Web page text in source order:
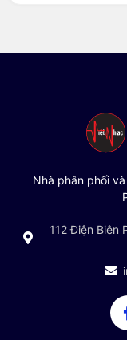
Nhà phân phối
112 Điện Biên